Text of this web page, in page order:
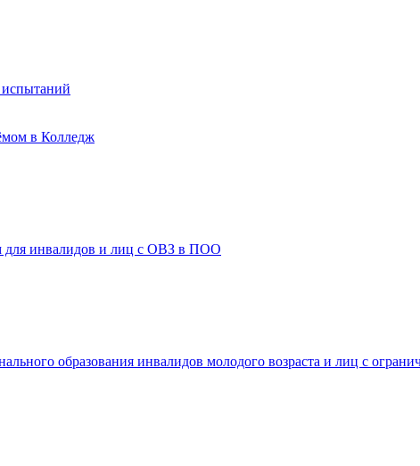
в Колледж
для инвалидов и лиц с ОВЗ в ПОО
образования инвалидов молодого возраста и лиц с